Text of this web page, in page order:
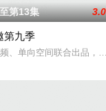
喜剧演员和漫才组
决#全新升级归来，这次
第13集 3.0
第九季
、单向空间联合出品，